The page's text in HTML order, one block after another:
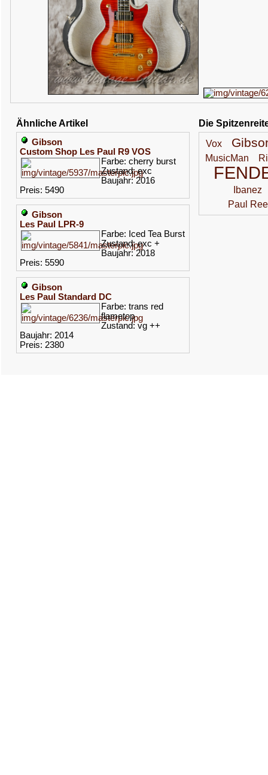
Ähnliche Artikel
Gibson
Custom Shop Les Paul R9 VOS
Farbe: cherry burst
Zustand: exc
Baujahr: 2016
Preis: 5490
Gibson
Les Paul LPR-9
Farbe: Iced Tea Burst
Zustand: exc +
Baujahr: 2018
Preis: 5590
Gibson
Les Paul Standard DC
Farbe: trans red
flametop
Zustand: vg ++
Baujahr: 2014
Preis: 2380
Die
Vox
MusicMan
Ibanez
Paul